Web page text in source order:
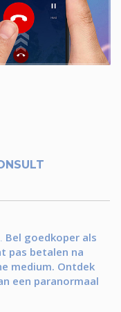
Bel goedkoper als
pas betalen na
medium. Ontdek
een paranormaal